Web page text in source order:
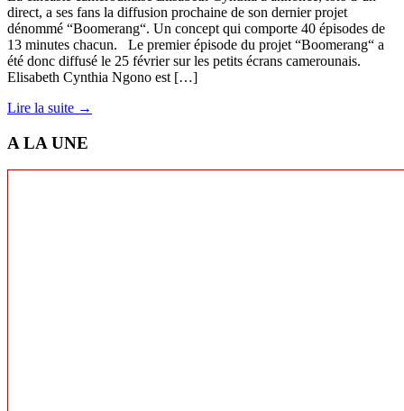
direct, a ses fans la diffusion prochaine de son dernier projet
dénommé “Boomerang“. Un concept qui comporte 40 épisodes de
13 minutes chacun. Le premier épisode du projet “Boomerang“ a
été donc diffusé le 25 février sur les petits écrans camerounais.
Elisabeth Cynthia Ngono est […]
Lire la suite →
A LA UNE